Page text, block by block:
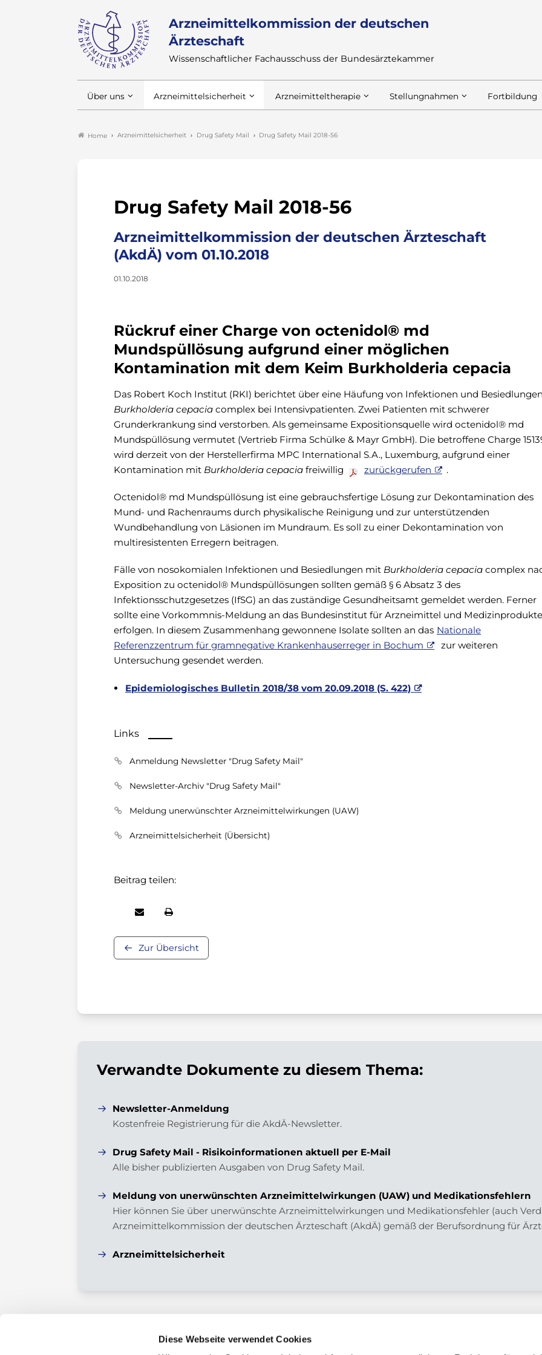
Diese Webseite verwendet Cookies
Arzneimittelkommission der deutschen
Ärzteschaft
Wissenschaftlicher Fachausschuss der Bundesärztekammer
Über uns Arzneimittelsicherheit Arzneimitteltherapie Stellungnahmen Fortbildung
Home Arzneimittelsicherheit Drug Safety Mail Drug Safety Mail 2018-56
Drug Safety Mail 2018-56
Arzneimittelkommission der deutschen Ärzteschaft
(AkdÄ) vom 01.10.2018
01.10.2018
Rückruf einer Charge von octenidol® md
Mundspüllösung aufgrund einer möglichen
Kontamination mit dem Keim Burkholderia cepacia
Das Robert Koch Institut (RKI) berichtet über eine Häufung von Infektionen und
Burkholderia cepacia complex bei Intensivpatienten. Zwei Patienten mit schwerer
Grunderkrankung sind verstorben. Als gemeinsame Expositionsquelle wird octenidol® md
Mundspüllösung vermutet (Vertrieb Firma Schülke & Mayr GmbH). Die betroffene Charge
wird derzeit von der Herstellerfirma MPC International S.A., Luxemburg, aufgrund einer
Kontamination mit Burkholderia cepacia freiwillig zurückgerufen .
Octenidol® md Mundspüllösung ist eine gebrauchsfertige Lösung zur Dekontamination des
Mund- und Rachenraums durch physikalische Reinigung und zur unterstützenden
Wundbehandlung von Läsionen im Mundraum. Es soll zu einer Dekontamination von
multiresistenten Erregern beitragen.
Fälle von nosokomialen Infektionen und Besiedlungen mit Burkholderia cepacia complex
Exposition zu octenidol® Mundspüllösungen sollten gemäß § 6 Absatz 3 des
Infektionsschutzgesetzes (IfSG) an das zuständige Gesundheitsamt gemeldet werden. Ferner
sollte eine Vorkommnis-Meldung an das Bundesinstitut für Arzneimittel und Medizinprodukte
erfolgen. In diesem Zusammenhang gewonnene Isolate sollten an das Nationale
Referenzzentrum für gramnegative Krankenhauserreger in Bochum
zur weiteren
Untersuchung gesendet werden.
Epidemiologisches Bulletin 2018/38 vom 20.09.2018 (S. 422)
Links
Anmeldung Newsletter "Drug Safety Mail"
Newsletter-Archiv "Drug Safety Mail"
Meldung unerwünschter Arzneimittelwirkungen (UAW)
Arzneimittelsicherheit (Übersicht)
Beitrag teilen:
Zur Übersicht
Verwandte Dokumente zu diesem Thema:
Newsletter-Anmeldung
Kostenfreie Registrierung für die AkdÄ-Newsletter.
Drug Safety Mail - Risikoinformationen aktuell per E-Mail
Alle bisher publizierten Ausgaben von Drug Safety Mail.
Meldung von unerwünschten Arzneimittelwirkungen (UAW) und Medikationsfehlern
Hier können Sie über unerwünschte Arzneimittelwirkungen und Medikationsfehler (auch
Arzneimittelkommission der deutschen Ärzteschaft (AkdÄ) gemäß der Berufsordnung für
Arzneimittelsicherheit